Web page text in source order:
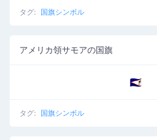
タグ: 国旗シンボル
アメリカ領サモアの国旗
🇦🇸
タグ: 国旗シンボル